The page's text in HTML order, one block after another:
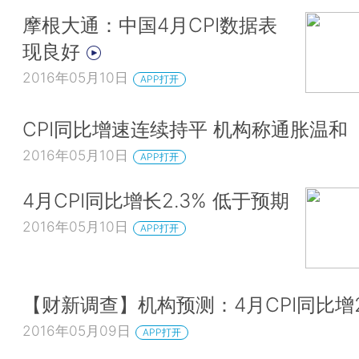
摩根大通：中国4月CPI数据表
现良好
2016年05月10日 APP打开
CPI同比增速连续持平 机构称通胀温和
2016年05月10日 APP打开
4月CPI同比增长2.3% 低于预期
2016年05月10日 APP打开
【财新调查】机构预测：4月CPI同比
2016年05月09日 APP打开